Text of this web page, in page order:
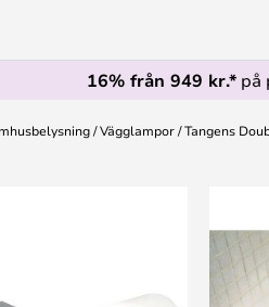
16% från 949 kr.* på
Vägglampor Tangens